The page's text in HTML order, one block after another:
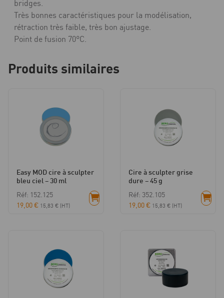
bridges.
Très bonnes caractéristiques pour la modélisation,
rétraction très faible, très bon ajustage.
Point de fusion 70°C.
Produits similaires
Easy MOD cire à sculpter
bleu ciel – 30 ml
Réf: 152.125
19,00€ 15,83 € (HT)
Cire à sculpter grise
dure – 45 g
Réf: 352.105
19,00€ 15,83 € (HT)